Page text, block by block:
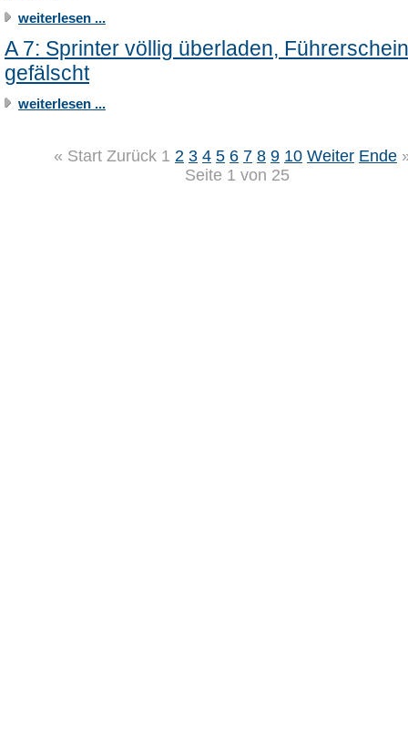
weiterlesen ...
A 7: Sprinter völlig überladen, Führerschein
gefälscht
weiterlesen ...
« Start Zurück 1 2 3 4 5 6 7 8 9 10 Weiter Ende
Seite 1 von 25